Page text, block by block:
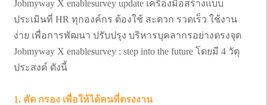
Jobmyway X enablesurvey update เครื่องมือสร้างแบบ
ประเมินที่ HR ทุกองค์กร ต้องใช้ สะดวก รวดเร็ว ใช้งาน
ง่าย เพื่อการพัฒนา ปรับปรุง บริหารบุคลากรอย่างตรงจุด
Jobmyway X enablesurvey : step into the future โดยมี 4 วัตุ
ประสงค์ ดังนี้
1. คัด กรอง เพื่อให้ได้คนที่ตรงงาน